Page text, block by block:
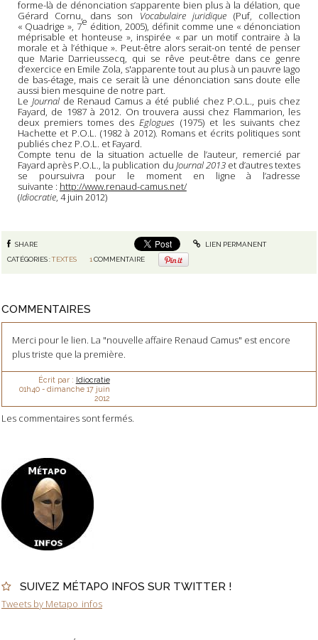
SUIVEZ MÉTAPO INFOS SUR TWITTER !
Tweets by Metapo_infos
forme-là de dénonciation s’apparente bien plus à la délation, que
Gérard Cornu, dans son Vocabulaire juridique (Puf, collection
« Quadrige », 7e édition, 2005), définit comme une « dénonciation
méprisable et honteuse », inspirée « par un motif contraire à la
morale et à l’éthique ». Peut-être alors serait-on tenté de penser
que Marie Darrieussecq, qui se rêve peut-être dans ce genre
d’exercice en Emile Zola, s'apparente tout au plus à un pauvre Iago
de bas-étage, mais ce serait là une dénonciation sans doute elle
aussi bien mesquine de notre part.
Le Journalde Renaud Camus a été publié chez P.O.L., puis chez
Fayard, de 1987 à 2012. On trouvera aussi chez Flammarion, les
deux premiers tomes desEglogues (1975) et les suivants chez
Hachette et P.O.L. (1982 à 2012). Romans et écrits politiques sont
publiés chez P.O.L. et Fayard.
Compte tenu de la situation actuelle de l’auteur, remercié par
Fayard après P.O.L., la publication du Journal 2013et d’autres textes
se poursuivra pour le moment en ligne à l’adresse
suivante : http://www.renaud-camus.net/
(Idiocratie, 4 juin 2012)
SHARE
LIEN PERMANENT
CATÉGORIES :TEXTES 1 COMMENTAIRE
COMMENTAIRES
Merci pour le lien. La "nouvelle affaire Renaud Camus" est encore
plus triste que la première.
Écrit par : Idiocratie
01h40- dimanche 17 juin
2012
Les commentaires sont fermés.